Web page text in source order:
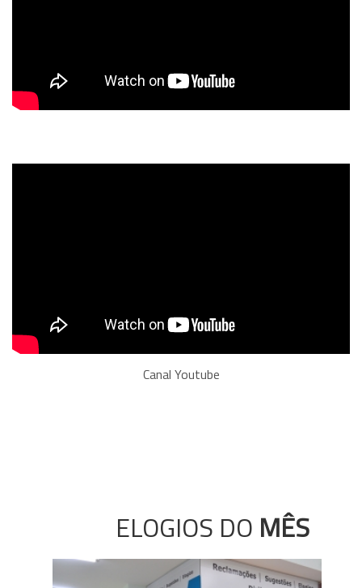
Canal Youtube
ELOGIOS DO MÊS